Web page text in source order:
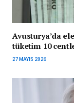
Avusturya’da
tüketim 10
27 MAYIS 2026